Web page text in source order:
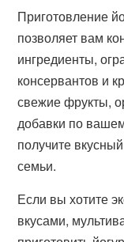
Приготовление
позволяет вам
ингредиенты,
консервантов и
свежие фрукты,
добавки по
получите
семьи.
Если вы хотите
вкусами,